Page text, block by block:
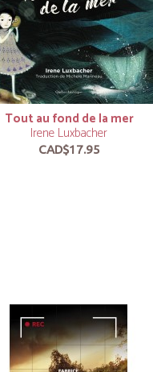
Tout au fond de la mer
Irene Luxbacher
CAD$17.95